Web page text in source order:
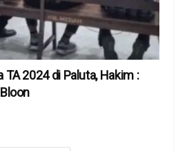
TA 2024 di Paluta, Hakim :